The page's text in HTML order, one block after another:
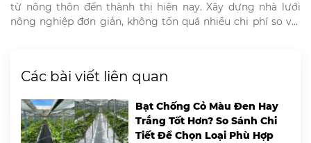
từ nông thôn đến thành thị hiện nay. Xây dựng nhà lưới
nông nghiệp đơn giản, không tốn quá nhiều chi phí so với
Các bài viết liên quan
Bạt Chống Cỏ Màu Đen Hay
Trắng Tốt Hơn? So Sánh Chi
Tiết Để Chọn Loại Phù Hợp